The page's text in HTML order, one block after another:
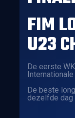
FIM
U23
De eerste
De beste
dezelfde dag